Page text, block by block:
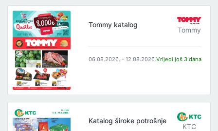
Tommy katalog
Tommy
06.08.2026. - 12.08.2026.Vrijedi još 3 dana
Katalog široke potrošnje
KTC